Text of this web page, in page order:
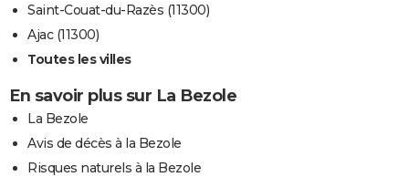
Saint-Couat-du-Razès (11300)
Ajac (11300)
Toutes les villes
En savoir plus sur La Bezole
La Bezole
Avis de décès à la Bezole
Risques naturels à la Bezole